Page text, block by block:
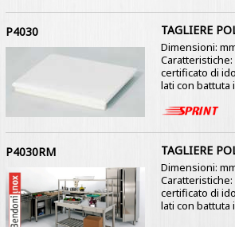
P4030 TAGLIERE
Dimensioni:
certificato di
lati con battuta
P4030RM TAGLIERE
Dimensioni:
certificato di
lati con battuta